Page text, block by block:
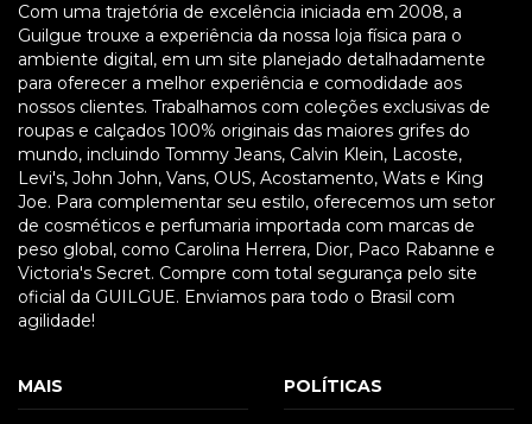
Com uma trajetória de excelência iniciada em 2008, a
Guilgue trouxe a experiência da nossa loja física para o
ambiente digital, em um site planejado detalhadamente
para oferecer a melhor experiência e comodidade aos
nossos clientes. Trabalhamos com coleções exclusivas de
roupas e calçados 100% originais das maiores grifes do
mundo, incluindo Tommy Jeans, Calvin Klein, Lacoste,
Levi's, John John, Vans, OUS, Acostamento, Wats e King
Joe. Para complementar seu estilo, oferecemos um setor
de cosméticos e perfumaria importada com marcas de
peso global, como Carolina Herrera, Dior, Paco Rabanne e
Victoria's Secret. Compre com total segurança pelo site
oficial da GUILGUE. Enviamos para todo o Brasil com
agilidade!
MAIS POLÍTICAS